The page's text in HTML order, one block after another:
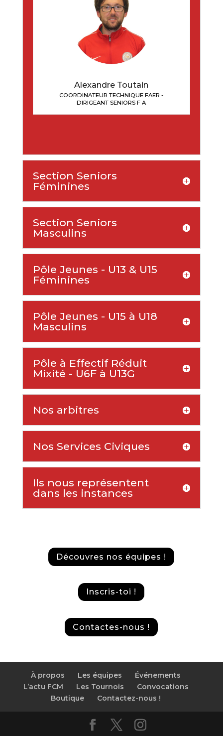
Alexandre Toutain
COORDINATEUR TECHNIQUE FAER -
DIRIGEANT SENIORS F A
Section Seniors
Féminines
Section Seniors
Masculins
Pôle Jeunes - U13 & U15
Féminines
Pôle Jeunes - U15 à U18
Masculins
Pôle à Effectif Réduit
Mixité - U6F à U13G
Nos arbitres
Nos Services Civiques
Ils nous représentent
dans les instances
Découvres nos équipes !
Inscris-toi !
Contactes-nous !
À propos Les équipes
Événements
L’actu FCM
Les Tournois
Convocations
Boutique
Contactez-nous !